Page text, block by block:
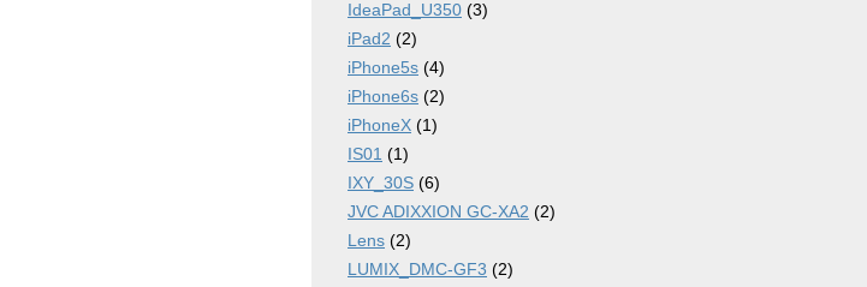
IdeaPad_U350 (3)
iPad2 (2)
iPhone5s (4)
iPhone6s (2)
iPhoneX (1)
IS01 (1)
IXY_30S (6)
JVC ADIXXION GC-XA2 (2)
Lens (2)
LUMIX_DMC-GF3 (2)